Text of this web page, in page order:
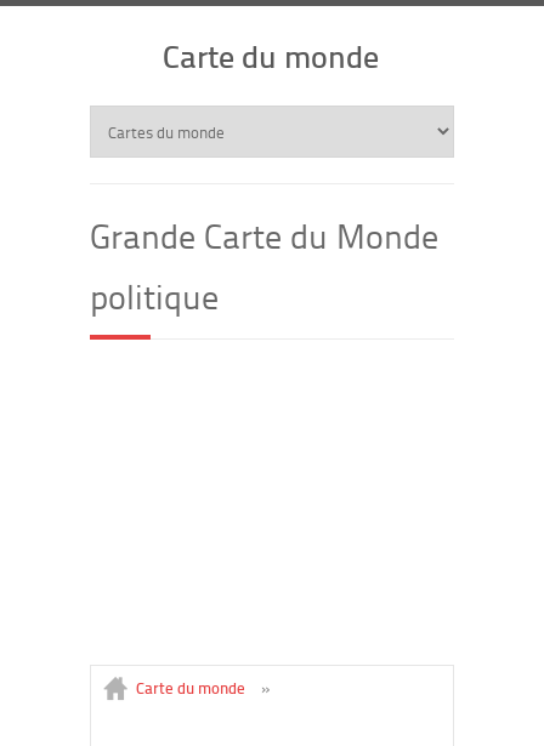
Carte du monde
Grande Carte du Monde
politique
Carte du monde »